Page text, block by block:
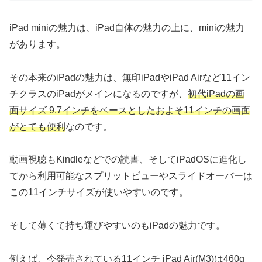
iPad miniの魅力は、iPad自体の魅力の上に、miniの魅力
があります。
その本来のiPadの魅力は、無印iPadやiPad Airなど11イン
チクラスのiPadがメインになるのですが、 初代iPadの画
面サイズ 9.7インチをベースとしたおよそ11インチの画面
がとても便利なのです。
動画視聴もKindleなどでの読書、そしてiPadOSに進化し
てから利用可能なスプリットビューやスライドオーバーは
この11インチサイズが使いやすいのです。
そして薄くて持ち運びやすいのもiPadの魅力です。
例えば、今発売されている11インチ iPad Air(M3)は460g